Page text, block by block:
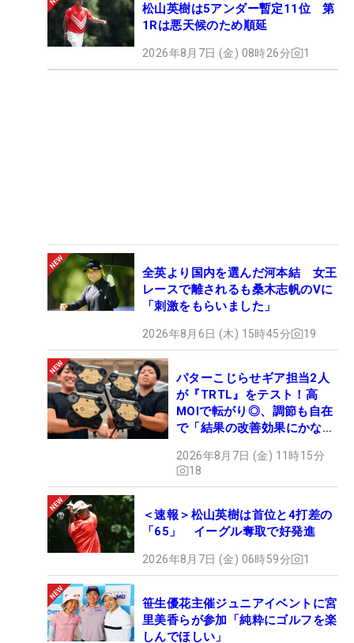
松山英樹は5アンダー暫定11位 第
1Rは悪天候のため順延
2026年8月7日 (金) 08時26分 1
全英より国内を選んだ河本結 女王
レースで離されるも桑木志帆のVに
「刺激をもらいました」
2026年8月6日 (木) 15時45分 19
パターこじらせギア担当2人
が『TRTL』をテスト！高
MOIで転がり◎、調節も自在
で「結果の改善効果にかなり
2026年8月7日 (金) 11時15分
18
＜速報＞松山英樹は首位と4打差の
「65」 イーグル奪取で好発進
2026年8月7日 (金) 06時59分 1
笹生優花主催ジュニアイベントに宮
里美香らが参加「純粋にゴルフを楽
しんでほしい」